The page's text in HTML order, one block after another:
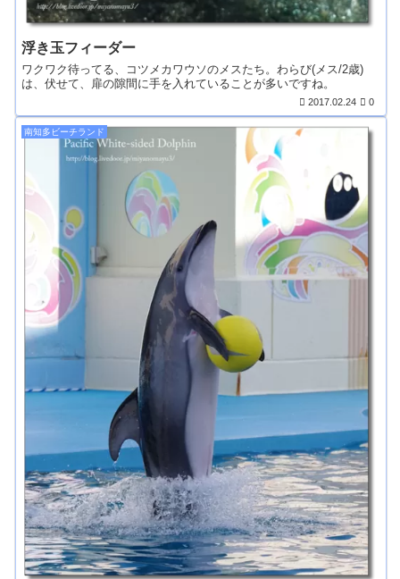
浮き玉フィーダー
ワクワク待ってる、コツメカワウソのメスたち。わらび(メス/2歳)
は、伏せて、扉の隙間に手を入れていることが多いですね。
2017.02.24 0
南知多ビーチランド